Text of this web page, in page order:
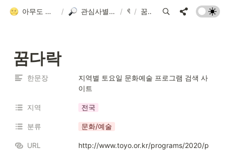
아무도 안 알려줘서 만든 청소년 네트워크 가이드 / 관심사별 검색 플랫폼 모음 / 💜/ 꿈다락
꿈다락
한문장
지역별 토요일 문화예술 프로그램 검색 사
이트
지역 전국
분류 문화/예술
URL
http://www.toyo.or.kr/programs/2020/p